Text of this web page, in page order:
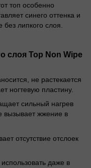
топ особенно
синего оттенка и
без липкого слоя.
слоя Top Non Wipe
не растекается
ногтевую пластину.
сильный нагрев
вызывает жжение в
отсутствие отслоек
даже в